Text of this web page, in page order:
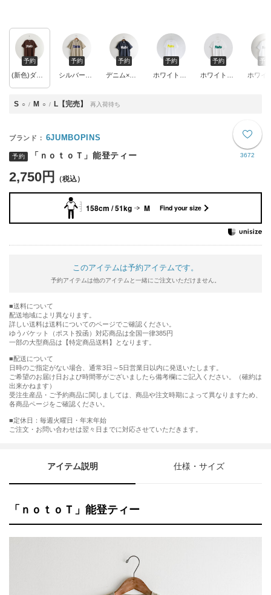
予約 予約 予約 予約 予約 予約
S ○ M ○ L【完売】 再入荷待ち
3672
6JUMBOPINS
予約 「ｎｏｔｏＴ」能登ティー
2,750円
158cm / 51kg M Find your size
このアイテムは予約アイテムです。
予約アイテムは他のアイテムと一緒にご注文いただけません。
送料について
配送地域によリ異なります。
詳しい送料は送料についてのページでご確認ください。
ゆうパケット（ポスト投函）対応商品は全国一律385円
一部の大型商品は【特定商品送料】となります。
■配送について
日時のご指定がない場合、通常3日～5日営業日以内に発送いたします。
ご希望のお届け日および時間帯がございましたら備考欄にご記入ください。（確約は
出来かねます）
受注生産品・ご予約商品に関しましては、商品や注文時期によって異なりますため、
各商品ページをご確認ください。
■定休日：毎週火曜日・年末年始
ご注文・お問い合わせは翌々日までに対応させていただきます。
アイテム説明 仕様・サイズ
「ｎｏｔｏＴ」能登ティー